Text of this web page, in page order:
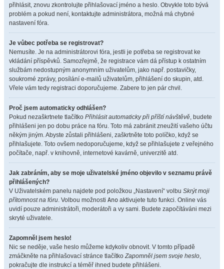
přihlásit, znovu zkontrolujte přihlašovací jméno a heslo. Obvykle toto bývá
problém a pokud není, kontaktujte administrátora, možná má chybné
nastavení fóra.
Je vůbec potřeba se registrovat?
Nemusíte. Je na administrátorovi fóra, jestli je potřeba se registrovat ke
vkládání příspěvků. Samozřejmě, že registrace vám dá přístup k ostatním
službám nedostupným anonymním uživatelům, jako např. postavičky,
soukromé zprávy, posílání e-mailů uživatelům, přihlášení do skupin, atd.
Vřele vám tedy registraci doporučujeme. Zabere to jen pár chvil.
Proč jsem automaticky odhlášen?
Pokud nezaškrtnete tlačítko Přihlásit automaticky při příští návštěvě, budete
přihlášeni jen po dobu práce na fóru. Toto má zabránit zneužití vašeho účtu
někým jiným. Abyste zůstali přihlášeni, zaškrtněte toto políčko, když se
přihlašujete. Toto ovšem nedoporučujeme, když se přihlašujete z veřejného
počítače, např. v knihovně, internetové kavárně, univerzitě atd.
Jak zabráním, aby se moje uživatelské jméno objevilo v seznamu právě
přihlášených?
V Uživatelském panelu najdete pod položkou „Nastavení“ volbu Skrýt moji
přítomnost na fóru. Volbou možnosti Ano aktivujete tuto funkci. Online vás
uvidí pouze administrátoři, moderátoři a vy sami. Budete započítáváni mezi
skryté uživatele.
Zapomněl jsem heslo!
Nic se neděje, vaše heslo můžeme kdykoliv obnovit. V tomto případě
zmáčkněte na přihlašovací stránce tlačítkoZapomněl jsem svoje heslo,
pokračujte dle instrukcí a téměř ihned budete přihlášeni.